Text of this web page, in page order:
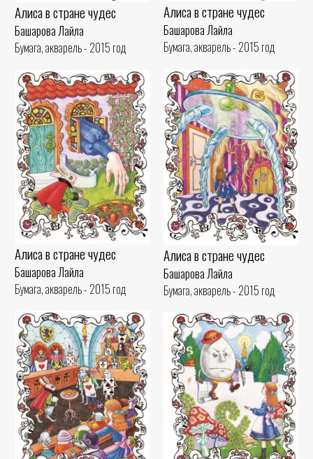
Алиса в стране чудес
Башарова Лайла
Бумага, акварель - 2015 год
Алиса в стране чудес
Башарова Лайла
Бумага, акварель - 2015 год
Алиса в стране чудес
Башарова Лайла
Бумага, акварель - 2015 год
Алиса в стране чудес
Башарова Лайла
Бумага, акварель - 2015 год